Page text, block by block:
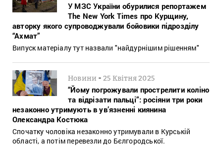
У МЗС України обурилися репортажем
The New York Times про Курщину,
авторку якого супроводжували бойовики підрозділу
“Ахмат”
Випуск матеріалу тут назвали "найдурнішим рішенням"
Новини -25 Квітня 2025
“Йому погрожували прострелити коліно
та відрізати пальці”: росіяни три роки
незаконно утримують в ув’язненні киянина
Олександра Костюка
Спочатку чоловіка незаконно утримували в Курській
області, а потім перевезли до Бєлгородської.